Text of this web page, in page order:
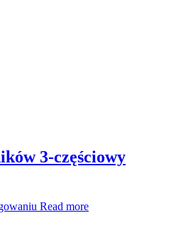
3-częściowy
Read more